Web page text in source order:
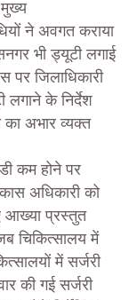
मुख्य
ने अवगत कराया
भी ड्यूटी लगाई
पर जिलाधिकारी
लगाने के निर्देश
का अभार व्यक्त
कम होने पर
अधिकारी को
आख्या प्रस्तुत
चिकित्सालय में
में सर्जरी
की गई सर्जरी